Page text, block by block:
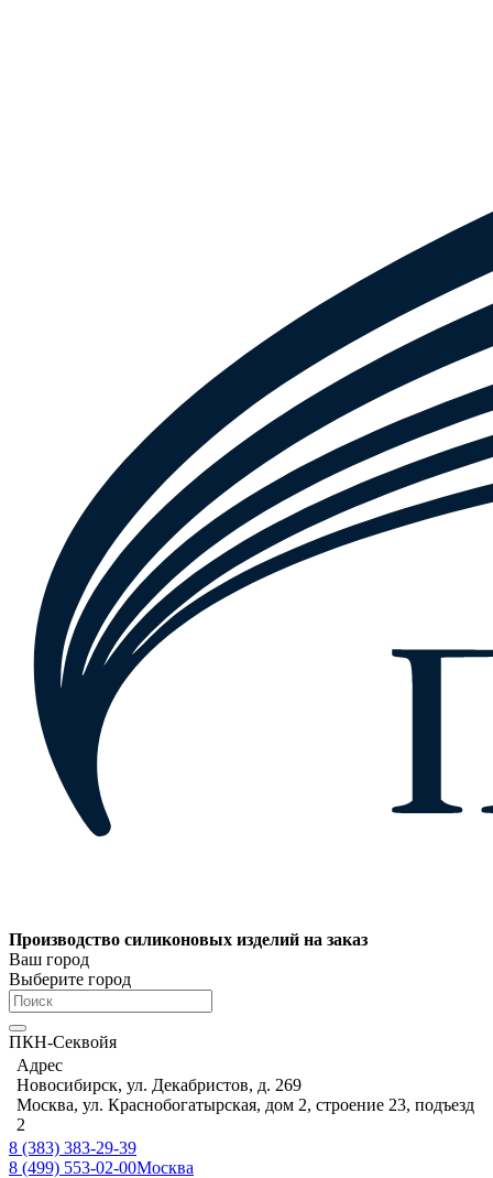
Производство силиконовых изделий на заказ
Ваш город
Выберите город
ПКН-Секвойя
Адрес
Новосибирск, ул. Декабристов, д. 269
Москва, ул. Краснобогатырская, дом 2, строение 23, подъезд
2
8 (383) 383-29-39
8 (499) 553-02-00Москва